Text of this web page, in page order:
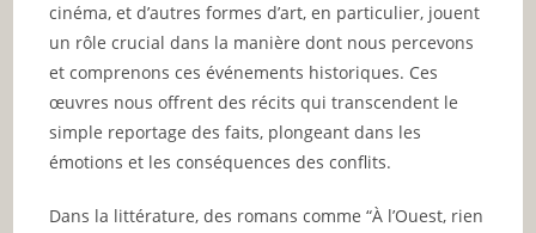
cinéma, et d’autres formes d’art, en particulier, jouent
un rôle crucial dans la manière dont nous percevons
et comprenons ces événements historiques. Ces
œuvres nous offrent des récits qui transcendent le
simple reportage des faits, plongeant dans les
émotions et les conséquences des conflits.
Dans la littérature, des romans comme “À l’Ouest, rien